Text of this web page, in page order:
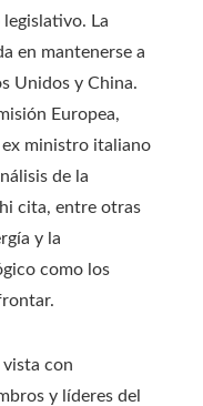
La
en mantenerse a
Unidos y China.
Europea,
ex ministro italiano
de la
cita, entre otras
y la
como los
con
y líderes del